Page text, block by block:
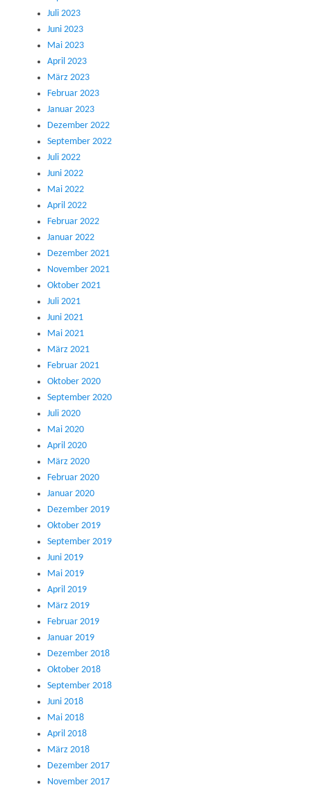
Juli 2023
Juni 2023
Mai 2023
April 2023
März 2023
Februar 2023
Januar 2023
Dezember 2022
September 2022
Juli 2022
Juni 2022
Mai 2022
April 2022
Februar 2022
Januar 2022
Dezember 2021
November 2021
Oktober 2021
Juli 2021
Juni 2021
Mai 2021
März 2021
Februar 2021
Oktober 2020
September 2020
Juli 2020
Mai 2020
April 2020
März 2020
Februar 2020
Januar 2020
Dezember 2019
Oktober 2019
September 2019
Juni 2019
Mai 2019
April 2019
März 2019
Februar 2019
Januar 2019
Dezember 2018
Oktober 2018
September 2018
Juni 2018
Mai 2018
April 2018
März 2018
Dezember 2017
November 2017